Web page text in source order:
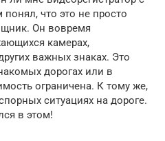
что это не просто
Он вовремя
камерах,
важных знаках. Это
дорогах или в
ограничена. К тому же,
ситуациях на дороге.
в этом!